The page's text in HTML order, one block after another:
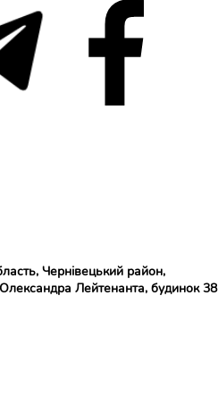
Чернівецький район,
Лейтенанта, будинок 38